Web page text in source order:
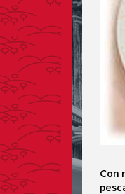
Con